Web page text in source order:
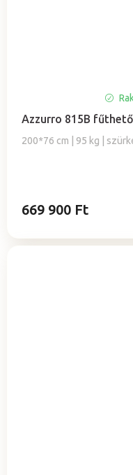
Azzurro 815B
200*76 cm | 95 kg |
669 900 Ft